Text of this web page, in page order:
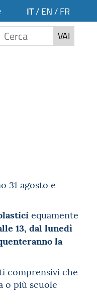
IT/ EN / FR
VAI
31 agosto e
equamente
13, dal lunedì
la
comprensivi che
o più scuole